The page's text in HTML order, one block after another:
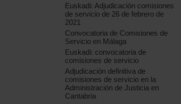
Euskadi: Adjudicación comisiones
de servicio de 26 de febrero de
2021
Convocatoria de Comisiones de
Servicio en Málaga
Euskadi: convocatoria de
comisiones de servicio
Adjudicación definitiva de
comisiones de servicio en la
Administración de Justicia en
Cantabria